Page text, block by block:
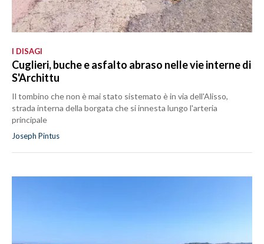
I DISAGI
Cuglieri, buche e asfalto abraso nelle vie interne di
S'Archittu
Il tombino che non è mai stato sistemato è in via dell'Alisso,
strada interna della borgata che si innesta lungo l'arteria
principale
Joseph Pintus